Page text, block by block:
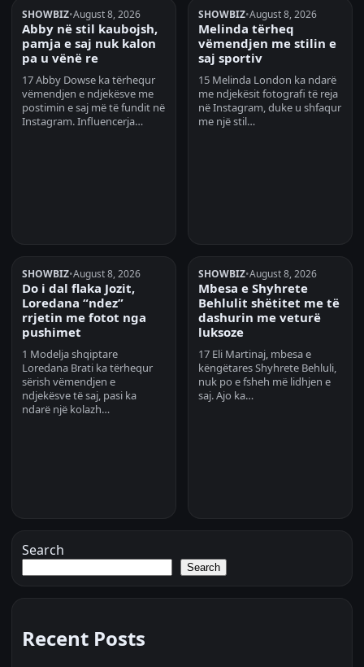
SHOWBIZ•August 8, 2026
Abby në stil kaubojsh,
pamja e saj nuk kalon
pa u vënë re
17 Abby Dowse ka tërhequr
vëmendjen e ndjekësve me
postimin e saj më të fundit në
Instagram. Influencerja…
SHOWBIZ•August 8, 2026
Melinda tërheq
vëmendjen me stilin e
saj sportiv
15 Melinda London ka ndarë
me ndjekësit fotografi të reja
në Instagram, duke u shfaqur
me një stil…
SHOWBIZ•August 8, 2026
Do i dal flaka Jozit,
Loredana “ndez”
rrjetin me fotot nga
pushimet
1 Modelja shqiptare
Loredana Brati ka tërhequr
sërish vëmendjen e
ndjekësve të saj, pasi ka
ndarë një kolazh…
SHOWBIZ•August 8, 2026
Mbesa e Shyhrete
Behlulit shëtitet me të
dashurin me veturë
luksoze
17 Eli Martinaj, mbesa e
këngëtares Shyhrete Behluli,
nuk po e fsheh më lidhjen e
saj. Ajo ka…
Search
Search
Recent Posts